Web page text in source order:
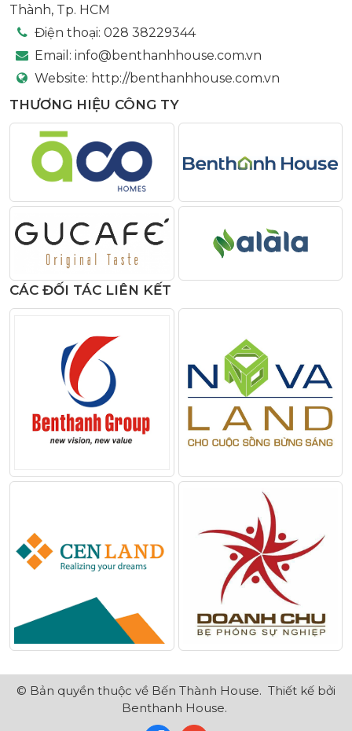
Thành, Tp. HCM
Điện thoại: 028 38229344
Email: info@benthanhhouse.com.vn
Website: http://benthanhhouse.com.vn
THƯƠNG HIỆU CÔNG TY
CÁC ĐỐI TÁC LIÊN KẾT
© Bản quyền thuộc về Bến Thành House. Thiết kế bởi
Benthanh House.